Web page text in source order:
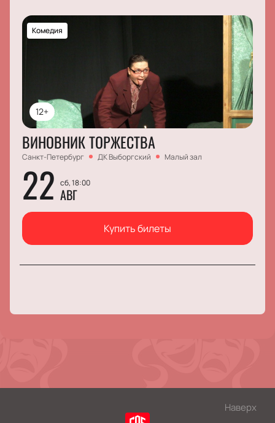
12+
Комедия
ВИНОВНИК ТОРЖЕСТВА
Санкт-Петербург ДК Выборгский Малый зал
22 сб, 18:00
АВГ
Купить билеты
Наверх